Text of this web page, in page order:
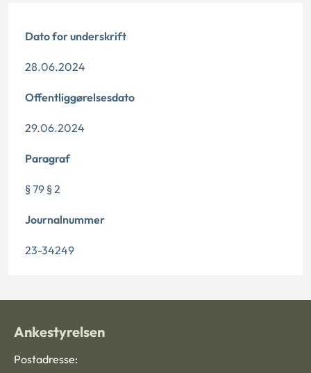
Dato for underskrift
28.06.2024
Offentliggørelsesdato
29.06.2024
Paragraf
§ 79 § 2
Journalnummer
23-34249
Ankestyrelsen
Postadresse: